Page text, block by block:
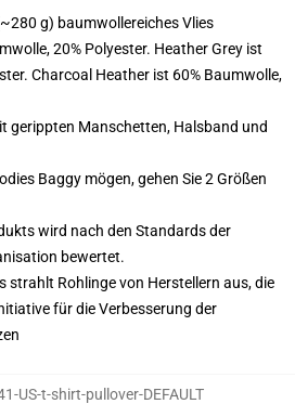
g) baumwollereiches Vlies
20% Polyester. Heather Grey ist
Charcoal Heather ist 60% Baumwolle,
gerippten Manschetten, Halsband und
Baggy mögen, gehen Sie 2 Größen
wird nach den Standards der
bewertet.
strahlt Rohlinge von Herstellern aus, die
für die Verbesserung der
US-t-shirt-pullover-DEFAULT